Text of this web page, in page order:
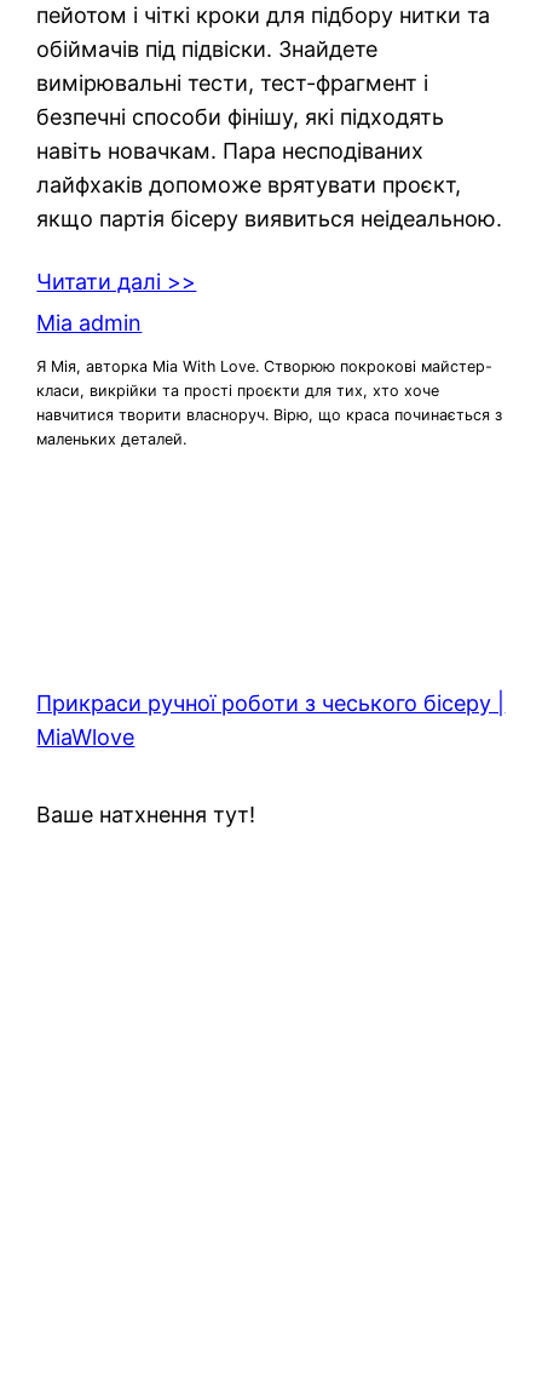
пейотом і чіткі кроки для підбору нитки та
обіймачів під підвіски. Знайдете
вимірювальні тести, тест-фрагмент і
безпечні способи фінішу, які підходять
навіть новачкам. Пара несподіваних
лайфхаків допоможе врятувати проєкт,
якщо партія бісеру виявиться неідеальною.
Читати далі >>
Mia admin
Я Мія, авторка Mia With Love. Створюю покрокові майстер-
класи, викрійки та прості проєкти для тих, хто хоче
навчитися творити власноруч. Вірю, що краса починається з
маленьких деталей.
Прикраси ручної роботи з чеського бісеру |
MiaWlove
Ваше натхнення тут!